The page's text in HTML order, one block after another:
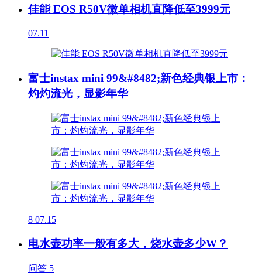
佳能 EOS R50V微单相机直降低至3999元
07.11
富士instax mini 99&#8482;新色经典银上市：
灼灼流光，显影年华
8 07.15
电水壶功率一般有多大，烧水壶多少W？
问答 5